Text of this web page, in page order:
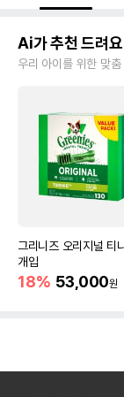
Ai가 추천 드려요
우리 아이를 위한 맞
그리니즈 오리지널 티
개입
18% 53,000원